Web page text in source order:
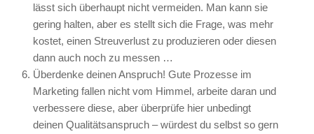
lässt sich überhaupt nicht vermeiden. Man kann sie
gering halten, aber es stellt sich die Frage, was mehr
kostet, einen Streuverlust zu produzieren oder diesen
dann auch noch zu messen …
Überdenke deinen Anspruch! Gute Prozesse im
Marketing fallen nicht vom Himmel, arbeite daran und
verbessere diese, aber überprüfe hier unbedingt
deinen Qualitätsanspruch – würdest du selbst so gern